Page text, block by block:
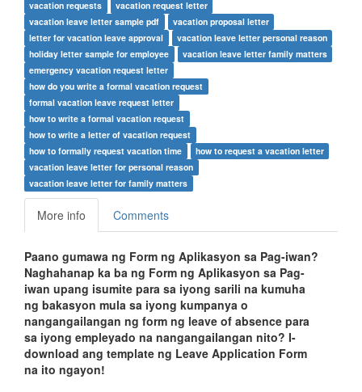
vacation requests
vacation request letter
vacation leave letter sample pdf
vacation proposal letter
letter for vacation leave approval
vacation leave letter personal reason
holiday letter sample for employee
vacation leave letter family matters
emergency vacation request letter
how do you write a formal vacation request
formal vacation leave request letter
how to write a formal vacation request
how to write a letter of vacation request
how to formally request vacation time
how to request a vacation letter
vacation leave letter for personal reason
vacation leave letter for family matters
More info Comments
Paano gumawa ng Form ng Aplikasyon sa Pag-iwan?
Naghahanap ka ba ng Form ng Aplikasyon sa Pag-
iwan upang isumite para sa iyong sarili na kumuha
ng bakasyon mula sa iyong kumpanya o
nangangailangan ng form ng leave of absence para
sa iyong empleyado na nangangailangan nito? I-
download ang template ng Leave Application Form
na ito ngayon!